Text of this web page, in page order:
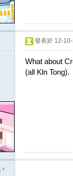
發表於 12-
What about
(all Kln
›